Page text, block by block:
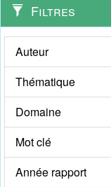
Filtres
Auteur
Thématique
Domaine
Mot clé
Année rapport